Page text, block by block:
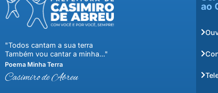
"Todos cantam a sua terra
Também vou cantar a minha..."
Poema Minha Terra
Casimiro de Abreu
ao